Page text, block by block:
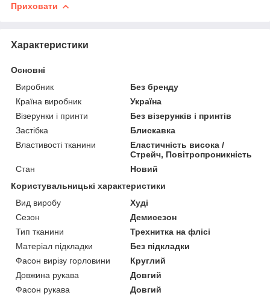
Приховати
Характеристики
Основні
Виробник
Без бренду
Країна виробник
Україна
Візерунки і принти
Без візерунків і принтів
Застібка
Блискавка
Властивості тканини
Еластичність висока /
Стрейч, Повітропроникність
Стан
Новий
Користувальницькі характеристики
Вид виробу
Худі
Сезон
Демисезон
Тип тканини
Трехнитка на флісі
Матеріал підкладки
Без підкладки
Фасон вирізу горловини
Круглий
Довжина рукава
Довгий
Фасон рукава
Довгий